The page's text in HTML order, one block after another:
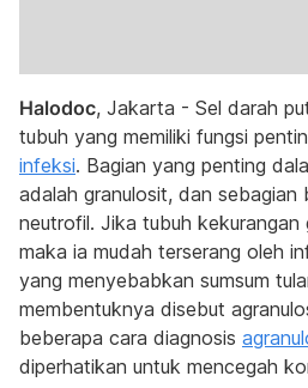
Halodoc, Jakarta - Sel darah
tubuh yang memiliki fungsi
infeksi. Bagian yang penting
adalah granulosit, dan sebagian
neutrofil. Jika tubuh
maka ia mudah terserang oleh
yang menyebabkan sumsum
membentuknya disebut
beberapa cara diagnosis
diperhatikan untuk mencegah